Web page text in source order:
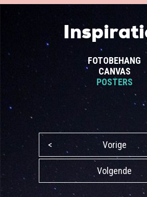
FOTOBEHANG
CANVAS
POSTERS
< Vorige
Volgende